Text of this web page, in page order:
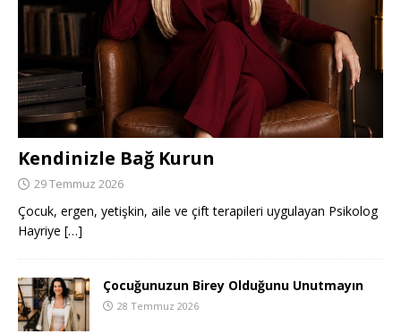
Kendinizle Bağ Kurun
29 Temmuz 2026
Çocuk, ergen, yetişkin, aile ve çift terapileri uygulayan Psikolog
Hayriye […]
Çocuğunuzun Birey Olduğunu Unutmayın
28 Temmuz 2026